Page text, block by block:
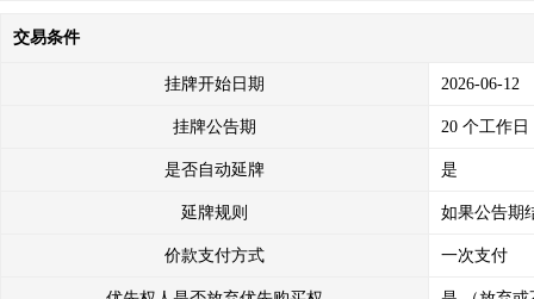
交易条件
挂牌开始日期 2026-06-12
挂牌公告期 20 个工作日
是否自动延牌 是
延牌规则 如果公告期
价款支付方式 一次支付